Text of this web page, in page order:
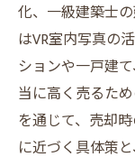
化、一級建築士
はVR室内写真の
ションや一戸建
当に高く売るた
を通じて、売却
に近づく具体策